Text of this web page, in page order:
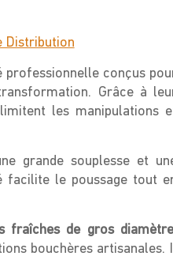
Distribution
conçus
Grâce à
les manipulations
grande souplesse et
facilite le poussage tout
fraîches de gros
bouchères artisanales.